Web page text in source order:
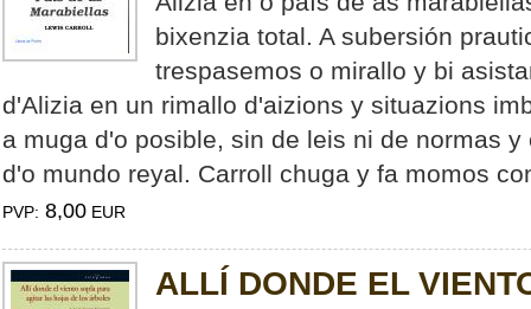
bixenzia total. A subersión
trespasemos o mirallo y bi
d'Alizia en un rimallo d'aizions y situazions
a muga d'o posible, sin de leis ni de normas
d'o mundo reyal. Carroll chuga y fa momos
PVP: 8,00 EUR
ALLÍ DONDE EL